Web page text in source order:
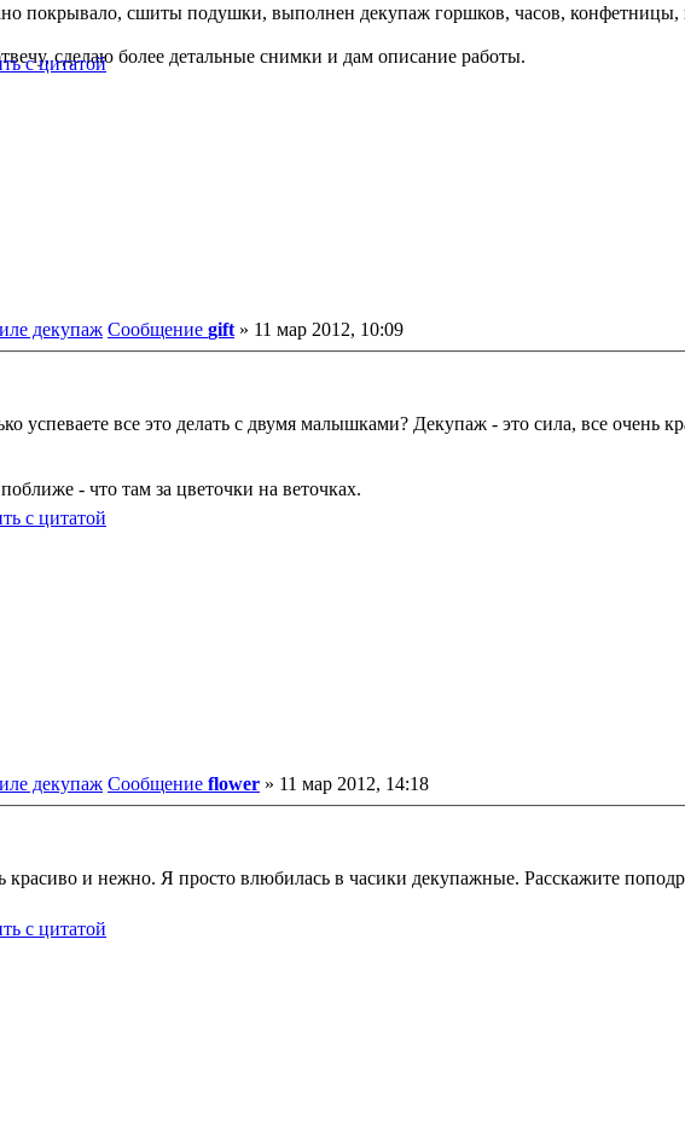
покрывало, сшиты подушки, выполнен декупаж горшков, часов,
сделаю более детальные снимки и дам описание работы.
декупаж Сообщение gift » 11 мар 2012, 10:09
успеваете все это делать с двумя малышками? Декупаж - это сила, все очень
- что там за цветочки на веточках.
декупаж Сообщение flower » 11 мар 2012, 14:18
красиво и нежно. Я просто влюбилась в часики декупажные. Расскажите